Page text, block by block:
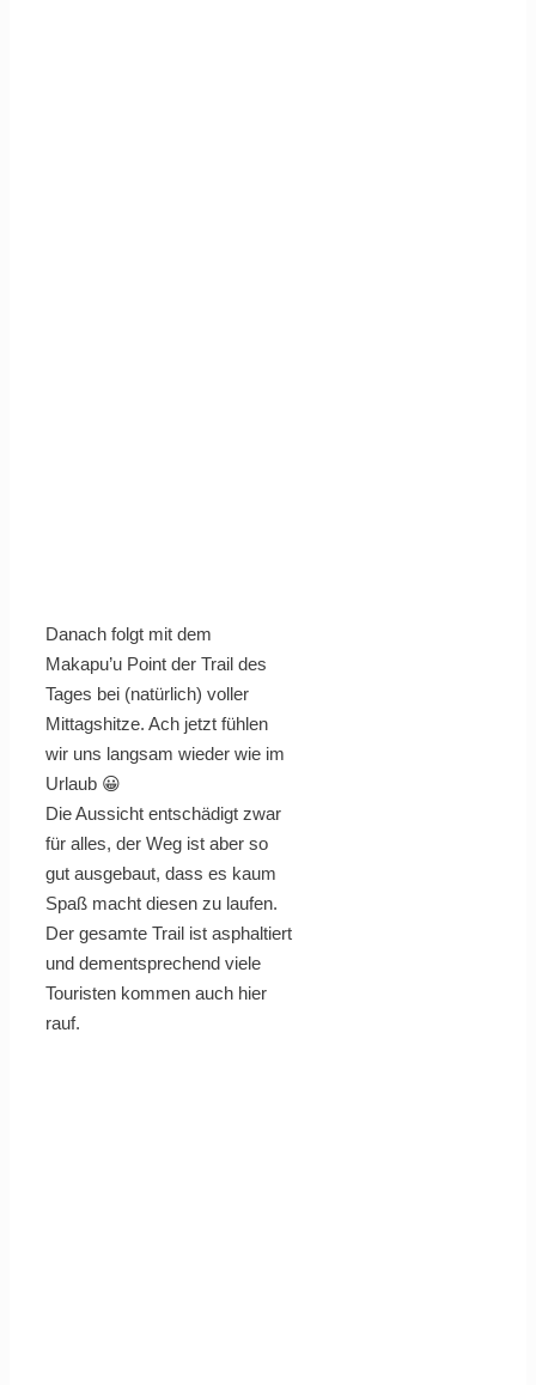
Danach folgt mit dem
Makapu’u Point der Trail des
Tages bei (natürlich) voller
Mittagshitze. Ach jetzt fühlen
wir uns langsam wieder wie im
Urlaub 😀
Die Aussicht entschädigt zwar
für alles, der Weg ist aber so
gut ausgebaut, dass es kaum
Spaß macht diesen zu laufen.
Der gesamte Trail ist asphaltiert
und dementsprechend viele
Touristen kommen auch hier
rauf.